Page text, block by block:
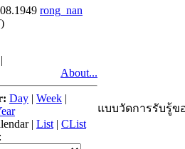
rong_nan
|
About...
Day | Week |
| List | CList
แบบวัดการรับรู้ข